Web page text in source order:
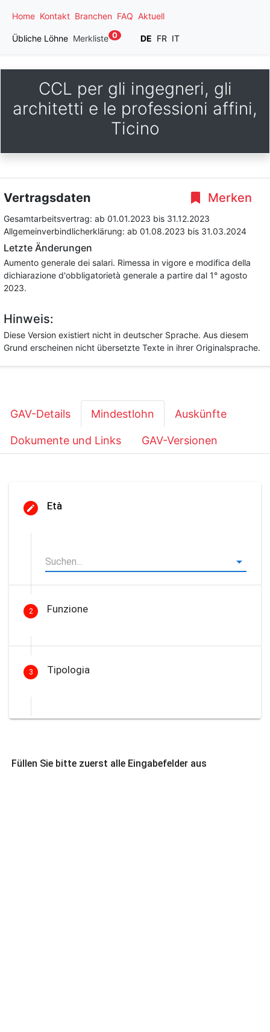
Home Kontakt Branchen FAQ Aktuell
Übliche Löhne Merkliste 0 DE FR IT
CCL per gli ingegneri, gli
architetti e le professioni affini,
Ticino
Merken
Vertragsdaten
Gesamtarbeitsvertrag: ab 01.01.2023 bis 31.12.2023
Allgemeinverbindlicherklärung: ab 01.08.2023 bis 31.03.2024
Letzte Änderungen
Aumento generale dei salari. Rimessa in vigore e modifica della
dichiarazione d'obbligatorietà generale a partire dal 1° agosto
2023.
Hinweis:
Diese Version existiert nicht in deutscher Sprache. Aus diesem
Grund erscheinen nicht übersetzte Texte in ihrer Originalsprache.
GAV-Details Mindestlohn Auskünfte
Dokumente und Links GAV-Versionen
Età
2 Funzione
3 Tipologia
Füllen Sie bitte zuerst alle Eingabefelder aus